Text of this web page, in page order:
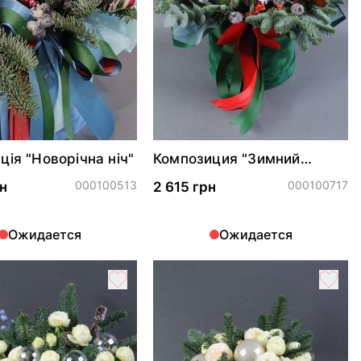
"Новорічна ніч"
000100513
Ожидается
Композиция "Зимний
2 615 грн
000100717
Ожидается